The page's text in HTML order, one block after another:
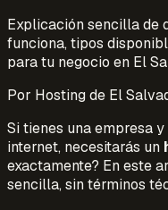
Explicación sencilla de
funciona, tipos
para tu negocio en El
Por Hosting de El
Si tienes una empresa
internet, necesitarás un
exactamente? En este
sencilla, sin términos